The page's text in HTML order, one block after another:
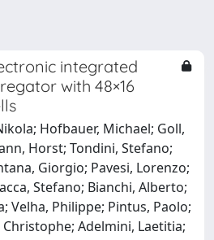
integrated
with 48×16
Hofbauer, Michael; Goll,
Horst; Tondini, Stefano;
Giorgio; Pavesi, Lorenzo;
Stefano; Bianchi, Alberto;
Velha, Philippe; Pintus, Paolo;
Adelmini, Laetitia;